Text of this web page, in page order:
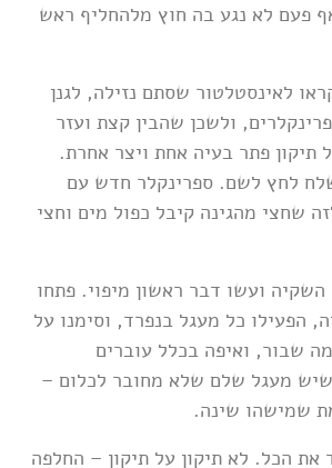
פעם לא נגע בה חוץ מלהחליף ראש
לאינסטלטור שסתם נזילה, לגנן
ולשכן שהבין קצת ועזר
תיקון פתר בעיה אחת ויצר אחרת.
לחץ לשם. ספרינקלר חדש עם
שחצי מהגינה קיבל כפול מים וחצי
ועשו דבר ראשון מיפוי. פתחו
הפעילו כל מעגל בנפרד, וסימנו על
שבור, ואיפה בכלל עוברים
שיש מעגל שלם שלא מחובר לכלום –
שמישהו שינה.
הכל. לא תיקון על תיקון – החלפה